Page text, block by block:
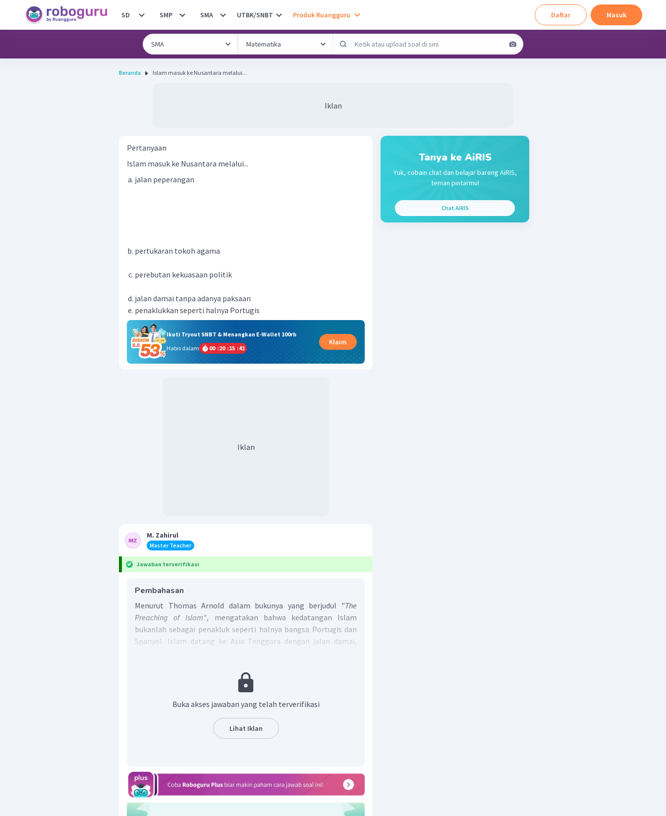
SD SMP SMA UTBK/SNBT Produk Ruangguru Daftar Masuk
Beranda Islam masuk ke Nusantara melalui...
Iklan
Pertanyaan
Islam masuk ke Nusantara melalui...
jalan peperangan
pertukaran tokoh agama
perebutan kekuasaan politik
jalan damai tanpa adanya paksaan
penaklukkan seperti halnya Portugis
Ikuti Tryout SNBT & Menangkan E-Wallet 100rb
Habis dalam
00 :20 :15 :40
Klaim
Iklan
M. Zahirul
Master Teacher
Jawaban terverifikasi
Pembahasan
Menurut Thomas Arnold dalam bukunya yang berjudul "The
Preaching of Islam", mengatakan bahwa kedatangan Islam
bukanlah sebagai penakluk seperti halnya bangsa Portugis dan
Spanyol. Islam datang ke Asia Tenggara dengan jalan damai,
benar rahmatan lil'alamin yang artinya Islam merupakan agama
yang membawa rahmat, kedamaian, dan kesejahteraan bagi
seluruh alam semesta.
Buka akses jawaban yang telah terverifikasi
Lihat Iklan
Tanya ke AiRIS
Yuk, cobain chat dan belajar bareng AiRIS,
teman pintarmu!
Chat AiRIS